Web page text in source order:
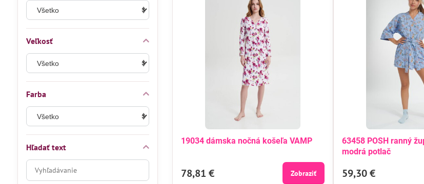
19034 dámska nočná košeľa VAMP
78,81 € Zobraziť
63458 POSH ranný
modrá potlač
59,30 €
Veľkosť
Farba
Hľadať text
Prehľadať
výsledky